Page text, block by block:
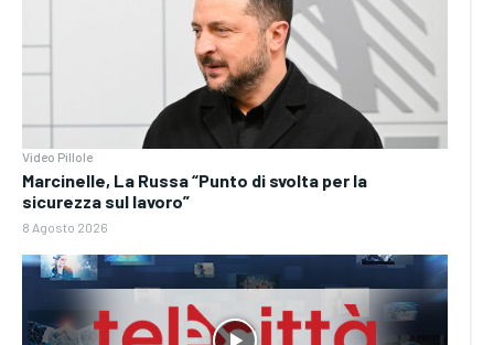
Video Pillole
Marcinelle, La Russa “Punto di svolta per la
sicurezza sul lavoro”
8 Agosto 2026